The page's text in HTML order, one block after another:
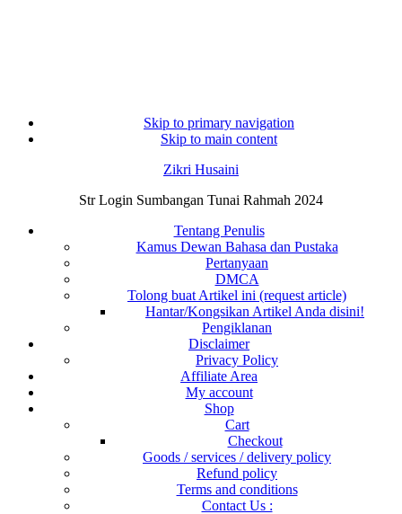
Skip to primary navigation
Skip to main content
Zikri Husaini
Str Login Sumbangan Tunai Rahmah 2024
Tentang Penulis
Kamus Dewan Bahasa dan Pustaka
Pertanyaan
DMCA
Tolong buat Artikel ini (request article)
Hantar/Kongsikan Artikel Anda disini!
Pengiklanan
Disclaimer
Privacy Policy
Affiliate Area
My account
Shop
Cart
Checkout
Goods / services / delivery policy
Refund policy
Terms and conditions
Contact Us :